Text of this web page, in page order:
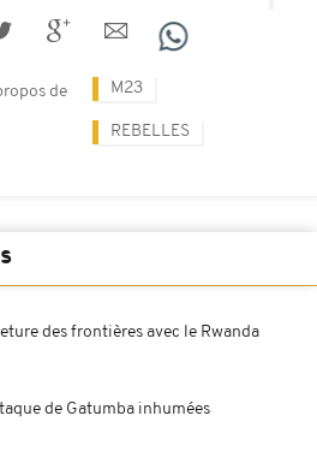
de M23
REBELLES
des frontières avec le Rwanda
de Gatumba inhumées